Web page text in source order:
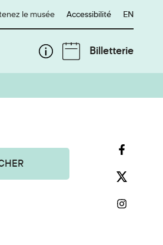
le musée Accessibilité English
EN
Billetterie